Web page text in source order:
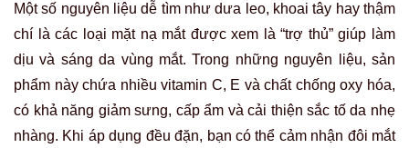
Một số nguyên liệu dễ tìm như dưa leo, khoai tây hay thậm
chí là các loại mặt nạ mắt được xem là “trợ thủ” giúp làm
dịu và sáng da vùng mắt. Trong những nguyên liệu, sản
phẩm này chứa nhiều vitamin C, E và chất chống oxy hóa,
có khả năng giảm sưng, cấp ẩm và cải thiện sắc tố da nhẹ
nhàng. Khi áp dụng đều đặn, bạn có thể cảm nhận đôi mắt